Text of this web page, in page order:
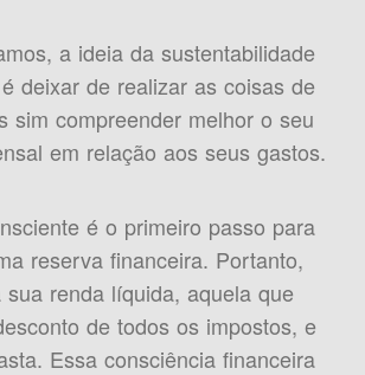
a ideia da sustentabilidade
deixar de realizar as coisas de
sim compreender melhor o seu
em relação aos seus gastos.
é o primeiro passo para
reserva financeira. Portanto,
renda líquida, aquela que
de todos os impostos, e
Essa consciência financeira